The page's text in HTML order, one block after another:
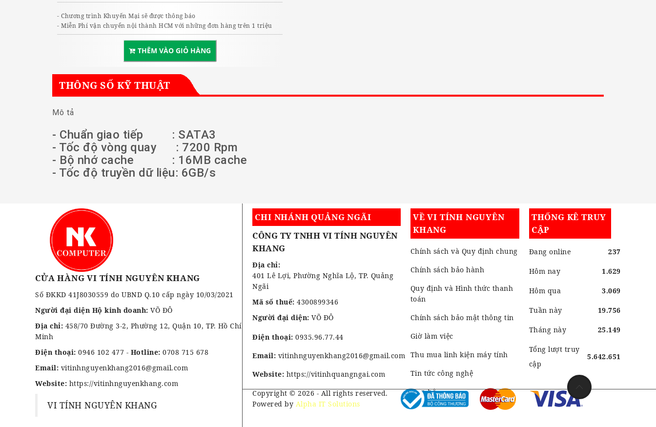
- Chương trình Khuyến Mại sẽ được thông báo
- Miễn Phí vận chuyển nội thành HCM với những đơn hàng trên 1 triệu
THÊM VÀO GIỎ HÀNG
THÔNG SỐ KỸ THUẬT
Mô tả
- Chuẩn giao tiếp : SATA3
- Tốc độ vòng quay : 7200 Rpm
- Bộ nhớ cache : 16MB cache
- Tốc độ truyền dữ liệu: 6GB/s
CỬA HÀNG VI TÍNH NGUYÊN KHANG
Số ĐKKD 41J8030559 do UBND Q.10 cấp ngày 10/03/2021
Người đại diện Hộ kinh doanh: VÕ ĐÔ
Địa chỉ: 458/70 Đường 3-2, Phường 12, Quận 10, TP. Hồ Chí
Minh
Điện thoại: 0946 102 477 - Hotline: 0708 715 678
Email: vitinhnguyenkhang2016@gmail.com
Website: https://vitinhnguyenkhang.com
VI TÍNH NGUYÊN KHANG
CHI NHÁNH QUẢNG NGÃI
CÔNG TY TNHH VI TÍNH NGUYÊN
KHANG
Địa chỉ:
401 Lê Lợi, Phường Nghĩa Lộ, TP. Quảng
Ngãi
Mã số thuế:4300899346
Người đại diện: VÕ ĐÔ
Điện thoại:0935.96.77.44
Email: vitinhnguyenkhang2016@gmail.com
Website: https://vitinhquangngai.com
VỀ VI TÍNH NGUYÊN
KHANG
Chính sách và Quy định chung
Chính sách bảo hành
Quy định và Hình thức thanh
toán
Chính sách bảo mật thông tin
Giờ làm việc
Thu mua linh kiện máy tính
Tin tức công nghệ
Liên hệ
THỐNG KÊ TRUY
CẬP
Đang online 237
Hôm nay 1.629
Hôm qua 3.069
Tuần này 19.756
Tháng này 25.149
Tổng lượt truy
cập
5.642.651
Copyright © 2026 - All rights reserved.
Powered by Alpha IT Solutions